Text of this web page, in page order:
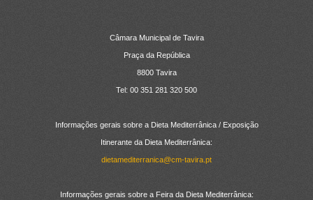
Câmara Municipal de Tavira
Praça da República
8800 Tavira
Tel: 00 351 281 320 500
Informações gerais sobre a Dieta Mediterrânica / Exposição
Itinerante da Dieta Mediterrânica:
dietamediterranica@cm-tavira.pt
Informações gerais sobre a Feira da Dieta Mediterrânica: